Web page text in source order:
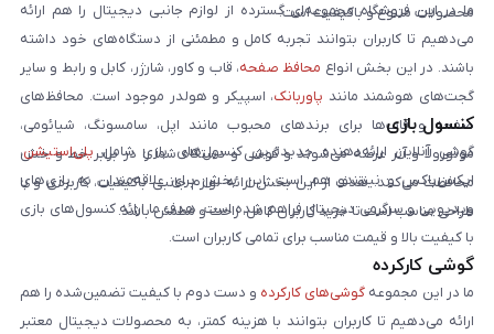
محصولات متنوع و باکیفیت است.
ما در این فروشگاه مجموعه‌ای گسترده از لوازم جانبی دیجیتال را هم ارائه
می‌دهیم تا کاربران بتوانند تجربه کامل و مطمئنی از دستگاه‌های خود داشته
باشند. در این بخش انواع محافظ صفحه، قاب و کاور، شارژر، کابل و رابط و سایر
گجت‌های هوشمند مانند پاوربانک، اسپیکر و هولدر موجود است. محافظ‌های
صفحه و قاب‌ها برای برندهای محبوب مانند اپل، سامسونگ، شیائومی،
موتورولا و آنر عرضه می‌شوند و گوشی و دستگاه شما را در برابر خط و خش
محافظت می‌کنند. هدف از این بخش ارائه لوازم جانبی باکیفیت، کاربردی و با
طراحی مناسب است تا خرید کاربران کامل، راحت و مطمئن باشد.
کنسول بازی
گوشی آنلاین ارائه‌دهنده جدیدترین کنسول‌های بازی شامل پلی‌استیشن،
ایکس‌باکس و نینتندو هم است. این بخش برای علاقه‌مندان به بازی‌های
ویدیویی و سرگرمی دیجیتال فراهم شده است. هدف ما ارائه کنسول‌های بازی
با کیفیت بالا و قیمت مناسب برای تمامی کاربران است.
گوشی کارکرده
ما در این مجموعه گوشی‌های کارکرده و دست دوم با کیفیت تضمین‌شده را هم
ارائه می‌دهیم تا کاربران بتوانند با هزینه کمتر، به محصولات دیجیتال معتبر